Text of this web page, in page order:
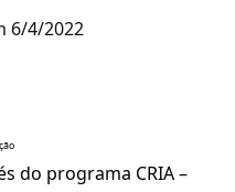
6/4/2022
do programa CRIA –